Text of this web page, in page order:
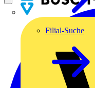
Filial-Suche